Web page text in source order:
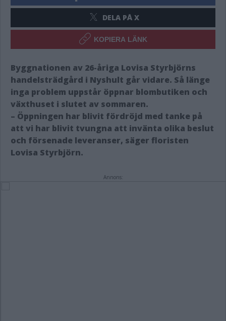
DELA PÅ X
KOPIERA LÄNK
Byggnationen av 26-åriga Lovisa Styrbjörns
handelsträdgård i Nyshult går vidare. Så länge
inga problem uppstår öppnar blombutiken och
växthuset i slutet av sommaren.
– Öppningen har blivit fördröjd med tanke på
att vi har blivit tvungna att invänta olika beslut
och försenade leveranser, säger floristen
Lovisa Styrbjörn.
Annons: